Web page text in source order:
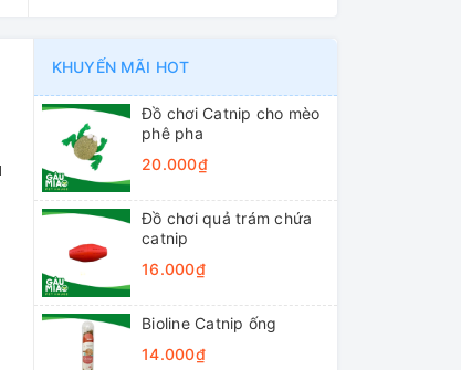
KHUYẾN MÃI HOT
Đồ chơi Catnip cho mèo
phê pha
20.000₫
Đồ chơi quả trám chứa
catnip
16.000₫
Bioline Catnip ống
14.000₫